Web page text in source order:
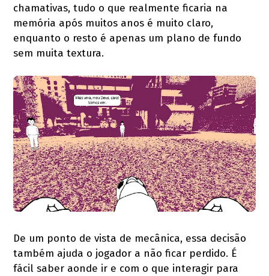
chamativas, tudo o que realmente ficaria na
memória após muitos anos é muito claro,
enquanto o resto é apenas um plano de fundo
sem muita textura.
De um ponto de vista de mecânica, essa decisão
também ajuda o jogador a não ficar perdido. É
fácil saber aonde ir e com o que interagir para